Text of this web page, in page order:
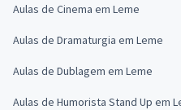
Aulas de Cinema em Leme
Aulas de Dramaturgia em Leme
Aulas de Dublagem em Leme
Aulas de Humorista Stand Up em